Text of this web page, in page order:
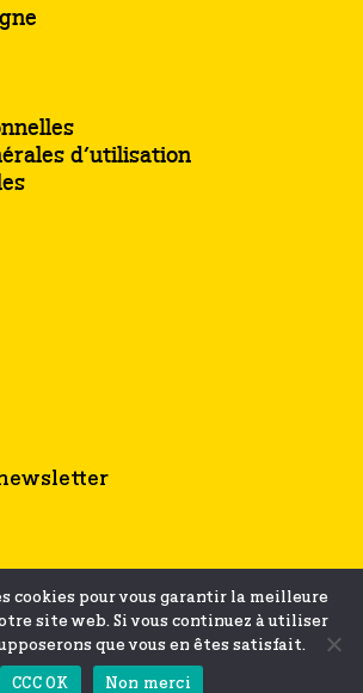
d’utilisation
cookies pour vous garantir la meilleure
site web. Si vous continuez à utiliser
que vous en êtes satisfait.
CCC OK Non merci